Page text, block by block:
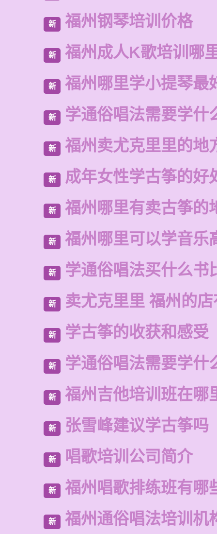
新 福州钢琴培训价格
新 福州成人K歌培训哪
新 福州哪里学小提琴最
新 学通俗唱法需要学什
新 福州卖尤克里里的地
新 成年女性学古筝的好
新 福州哪里有卖古筝的
新 福州哪里可以学音乐
新 学通俗唱法买什么书
新 卖尤克里里 福州的
新 学古筝的收获和感受
新 学通俗唱法需要学什
新 福州吉他培训班在哪
新 张雪峰建议学古筝吗
新 唱歌培训公司简介
新 福州唱歌排练班有哪
新 福州通俗唱法培训机